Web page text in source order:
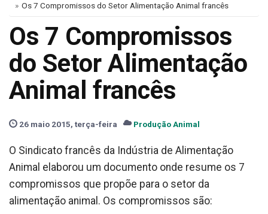
Os 7 Compromissos do Setor Alimentação Animal francês
Os 7 Compromissos
do Setor Alimentação
Animal francês
26 maio 2015, terça-feira Produção Animal
O Sindicato francês da Indústria de Alimentação
Animal elaborou um documento onde resume os 7
compromissos que propõe para o setor da
alimentação animal. Os compromissos são: